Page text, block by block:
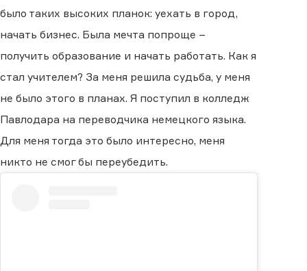
было таких высоких планок: уехать в город,
начать бизнес. Была мечта попроще −
получить образование и начать работать. Как я
стал учителем? За меня решила судьба, у меня
не было этого в планах. Я поступил в колледж
Павлодара на переводчика немецкого языка.
Для меня тогда это было интересно, меня
никто не смог бы переубедить.